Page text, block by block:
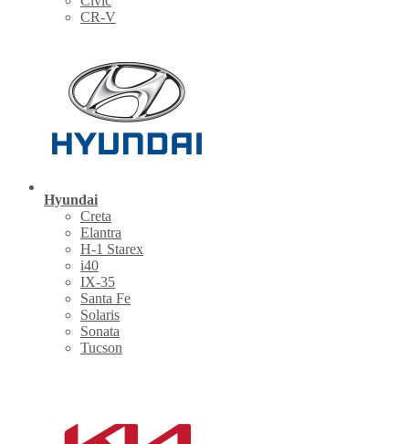
CR-V
Hyundai
Creta
Elantra
H-1 Starex
i40
IX-35
Santa Fe
Solaris
Sonata
Tucson